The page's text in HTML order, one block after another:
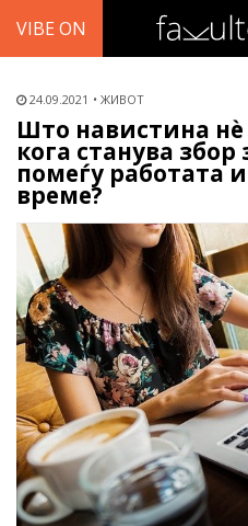
VIBE ON
24.09.2021 ЖИВОТ
Што навистина
кога станува збор
помеѓу работата
време?